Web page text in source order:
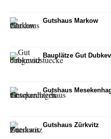
Gutshaus Markow
Bauplätze Gut
Gutshaus
Gutshaus Zürkvitz